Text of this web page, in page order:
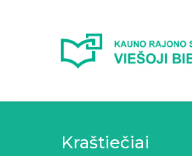
Kraštiečiai